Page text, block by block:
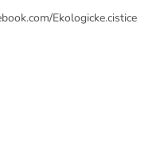
Ekologicke.cistice